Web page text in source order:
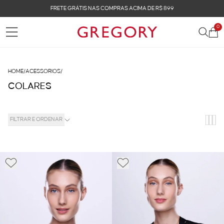
FRETE GRÁTIS NAS COMPRAS ACIMA DE R$ 899
0
HOME/ACESSORIOS/
COLARES
FILTRAR E ORDENAR